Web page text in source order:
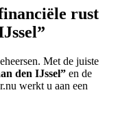
rust
Met de juiste
den IJssel” en de
werkt u aan een